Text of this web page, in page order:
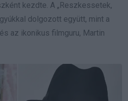
kezdte. A „Reszkessetek,
dolgozott együtt, mint a
az ikonikus filmguru, Martin